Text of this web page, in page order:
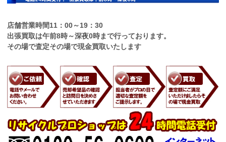
店舗営業時間11：00～19：30
出張買取は午前8時～深夜0時まで行っております。
その場で査定その場で現金買取いたします